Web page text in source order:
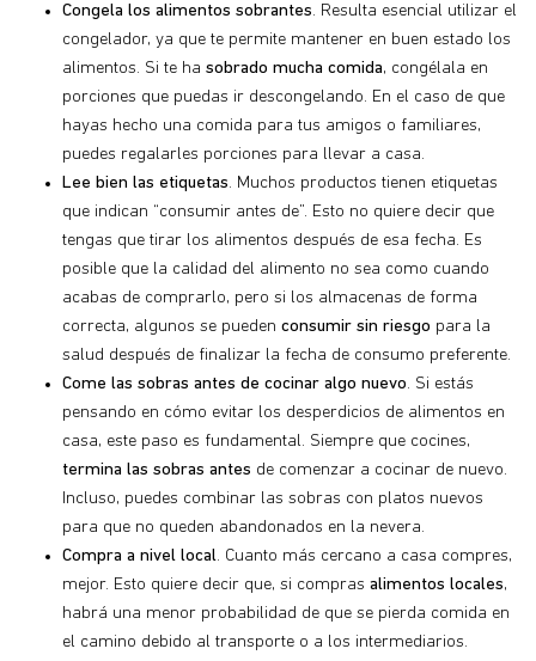
Congela los alimentos sobrantes. Resulta esencial utilizar el
congelador, ya que te permite mantener en buen estado los
alimentos. Si te ha sobrado mucha comida, congélala en
porciones que puedas ir descongelando. En el caso de que
hayas hecho una comida para tus amigos o familiares,
puedes regalarles porciones para llevar a casa.
Lee bien las etiquetas. Muchos productos tienen etiquetas
que indican “consumir antes de”. Esto no quiere decir que
tengas que tirar los alimentos después de esa fecha. Es
posible que la calidad del alimento no sea como cuando
acabas de comprarlo, pero si los almacenas de forma
correcta, algunos se pueden consumir sin riesgo para la
salud después de finalizar la fecha de consumo preferente.
Come las sobras antes de cocinar algo nuevo. Si estás
pensando en cómo evitar los desperdicios de alimentos en
casa, este paso es fundamental. Siempre que cocines,
termina las sobras antes de comenzar a cocinar de nuevo.
Incluso, puedes combinar las sobras con platos nuevos
para que no queden abandonados en la nevera.
Compra a nivel local. Cuanto más cercano a casa compres,
mejor. Esto quiere decir que, si compras alimentos locales,
habrá una menor probabilidad de que se pierda comida en
el camino debido al transporte o a los intermediarios.